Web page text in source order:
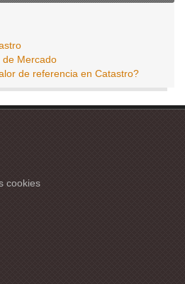
de Mercado
de referencia en Catastro?
cookies